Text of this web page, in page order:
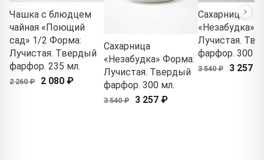
Чашка с блюдцем
чайная «Поющий
сад» 1/2 Форма:
Лучистая. Твердый
фарфор. 235 мл.
2 260 ₽ 2 080 ₽
Сахарница
«Незабудка» Форма:
Лучистая. Твердый
фарфор. 300 мл.
3 540 ₽ 3 257 ₽
Сахарница
«Незабудка»
Лучистая.
фарфор. 300
3 540 ₽ 3 257 ₽